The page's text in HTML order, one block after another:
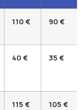
110 € 90 €
40 € 35 €
115 € 105 €